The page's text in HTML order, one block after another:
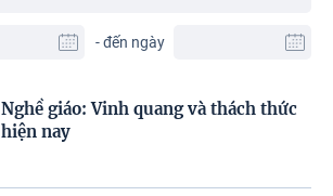
- đến ngày
Nghề giáo: Vinh quang và thách thức
hiện nay